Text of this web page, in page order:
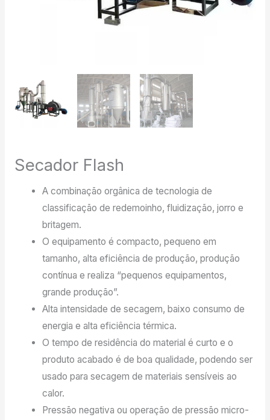
Secador Flash
A combinação orgânica de tecnologia de
classificação de redemoinho, fluidização, jorro e
britagem.
O equipamento é compacto, pequeno em
tamanho, alta eficiência de produção, produção
contínua e realiza “pequenos equipamentos,
grande produção”.
Alta intensidade de secagem, baixo consumo de
energia e alta eficiência térmica.
O tempo de residência do material é curto e o
produto acabado é de boa qualidade, podendo ser
usado para secagem de materiais sensíveis ao
calor.
Pressão negativa ou operação de pressão micro-